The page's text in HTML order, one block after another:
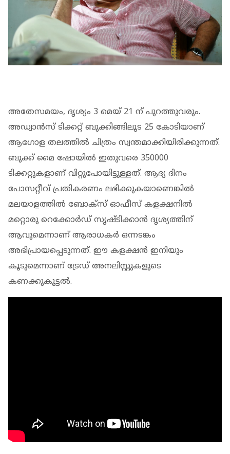
അതേസമയം, ദൃശ്യം 3 മെയ് 21 ന് പുറത്തുവരും.
അഡ്വാൻസ് ടിക്കറ്റ് ബുക്കിങ്ങിലൂട 25 കോടിയാണ്
ആഗോള തലത്തിൽ ചിത്രം സ്വന്തമാക്കിയിരിക്കുന്നത്.
ബുക്ക് മൈ ഷോയിൽ ഇതുവരെ 350000
ടിക്കറ്റുകളാണ് വിറ്റുപോയിട്ടുള്ളത്. ആദ്യ ദിനം
പോസറ്റീവ് പ്രതികരണം ലഭിക്കുകയാണെങ്കിൽ
മലയാളത്തിൽ ബോക്സ് ഓഫീസ് കളക്ഷനിൽ
മറ്റൊരു റെക്കോർഡ് സൃഷ്ടിക്കാൻ ദൃശ്യത്തിന്
ആവുമെന്നാണ് ആരാധകർ ഒന്നടങ്കം
അഭിപ്രായപ്പെടുന്നത്. ഈ കളക്ഷൻ ഇനിയും
കൂടുമെന്നാണ് ട്രേഡ് അനലിസ്റ്റുകളുടെ
കണക്കുകൂട്ടൽ.